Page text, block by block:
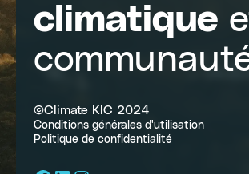
climatique
©Climate KIC 2024
Conditions générales d'utilisation
Politique de confidentialité